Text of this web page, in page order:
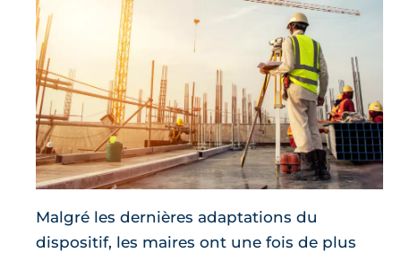
Malgré les dernières adaptations du
dispositif, les maires ont une fois de plus